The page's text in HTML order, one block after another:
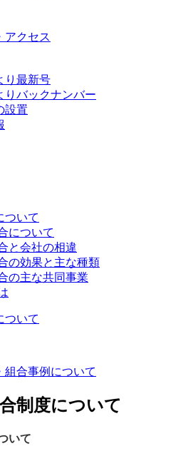
アクセス
り最新号
りバックナンバー
設置
ついて
について
と会社の相違
の効果と主な種類
の主な共同事業
ついて
組合事例について
制度について
いて